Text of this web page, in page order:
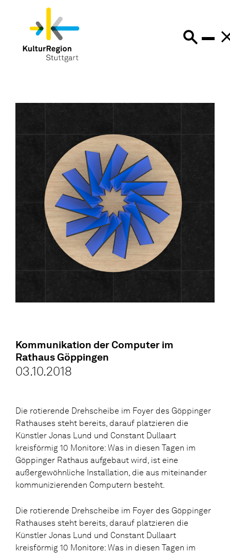
Kommunikation der Computer im
Rathaus Göppingen
03.10.2018
Die rotierende Drehscheibe im Foyer des Göppinger
Rathauses steht bereits, darauf platzieren die
Künstler Jonas Lund und Constant Dullaart
kreisförmig 10 Monitore: Was in diesen Tagen im
Göppinger Rathaus aufgebaut wird, ist eine
außergewöhnliche Installation, die aus miteinander
kommunizierenden Computern besteht.
Die rotierende Drehscheibe im Foyer des Göppinger
Rathauses steht bereits, darauf platzieren die
Künstler Jonas Lund und Constant Dullaart
kreisförmig 10 Monitore: Was in diesen Tagen im